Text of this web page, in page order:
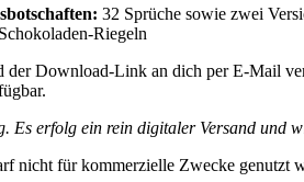
32 Sprüche sowie zwei
Riegeln
der Download-Link an dich per E-Mail
Es erfolg ein rein digitaler Versand und
nicht für kommerzielle Zwecke genutzt